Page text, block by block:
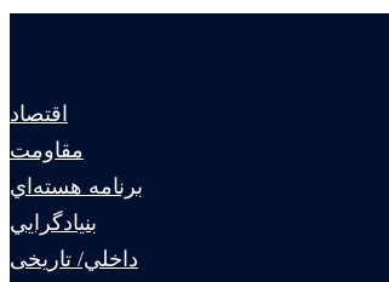
اقتصاد
مقاومت
برنامه هسته‌اي
بنيادگرايي
داخلي/ تاریخی